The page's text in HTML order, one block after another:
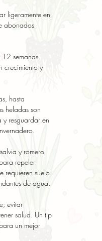
ligeramente en
abonados
semanas
crecimiento y
hasta
heladas son
resguardar en
y romero
repeler
requieren suelo
de agua.
evitar
salud. Un tip
un mejor